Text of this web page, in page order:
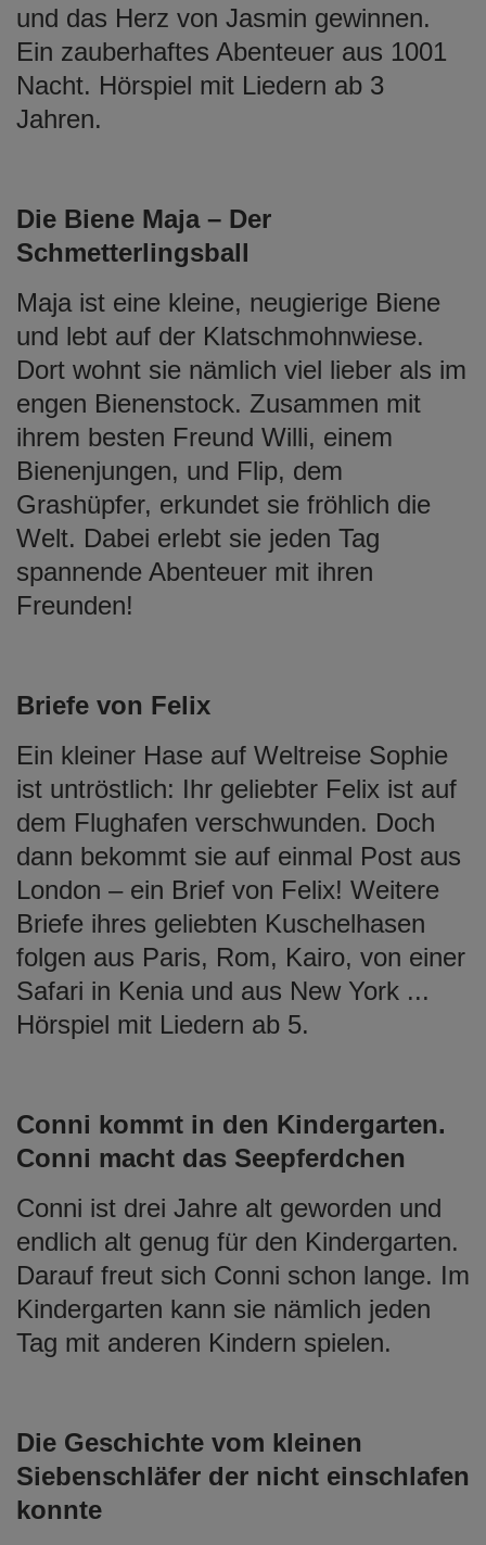
und das Herz von Jasmin gewinnen.
Ein zauberhaftes Abenteuer aus 1001
Nacht. Hörspiel mit Liedern ab 3
Jahren.
Die Biene Maja – Der
Schmetterlingsball
Maja ist eine kleine, neugierige Biene
und lebt auf der Klatschmohnwiese.
Dort wohnt sie nämlich viel lieber als im
engen Bienenstock. Zusammen mit
ihrem besten Freund Willi, einem
Bienenjungen, und Flip, dem
Grashüpfer, erkundet sie fröhlich die
Welt. Dabei erlebt sie jeden Tag
spannende Abenteuer mit ihren
Freunden!
Briefe von Felix
Ein kleiner Hase auf Weltreise Sophie
ist untröstlich: Ihr geliebter Felix ist auf
dem Flughafen verschwunden. Doch
dann bekommt sie auf einmal Post aus
London – ein Brief von Felix! Weitere
Briefe ihres geliebten Kuschelhasen
folgen aus Paris, Rom, Kairo, von einer
Safari in Kenia und aus New York ...
Hörspiel mit Liedern ab 5.
Conni kommt in den Kindergarten.
Conni macht das Seepferdchen
Conni ist drei Jahre alt geworden und
endlich alt genug für den Kindergarten.
Darauf freut sich Conni schon lange. Im
Kindergarten kann sie nämlich jeden
Tag mit anderen Kindern spielen.
Die Geschichte vom kleinen
Siebenschläfer der nicht einschlafen
konnte